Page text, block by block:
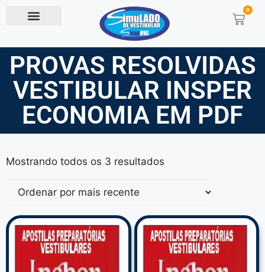
0
PROVAS RESOLVIDAS
VESTIBULAR INSPER
ECONOMIA EM PDF
Mostrando todos os 3 resultados